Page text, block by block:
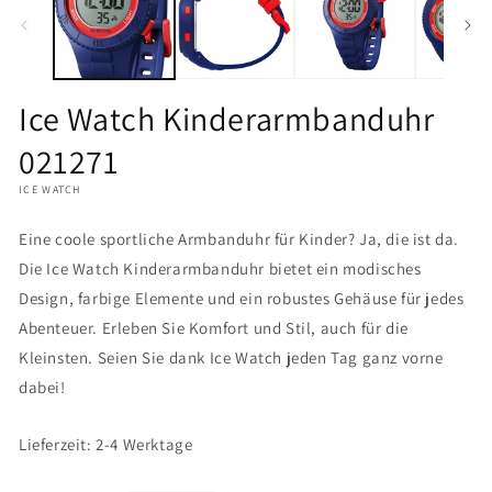
öffnen
Ice Watch Kinderarmbanduhr
021271
ICE WATCH
Eine coole sportliche Armbanduhr für Kinder? Ja, die ist da.
Die Ice Watch Kinderarmbanduhr bietet ein modisches
Design, farbige Elemente und ein robustes Gehäuse für jedes
Abenteuer. Erleben Sie Komfort und Stil, auch für die
Kleinsten. Seien Sie dank Ice Watch jeden Tag ganz vorne
dabei!
Lieferzeit: 2-4 Werktage